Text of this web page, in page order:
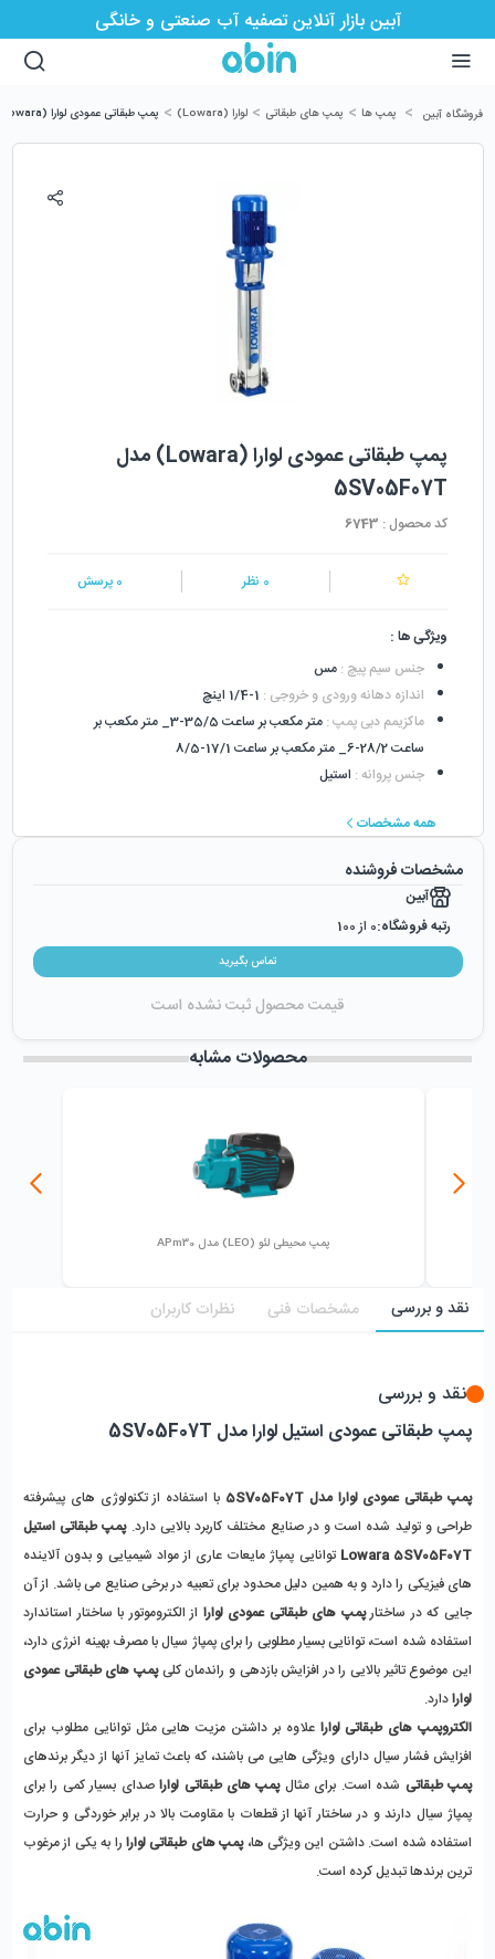
آبین بازار آنلاین تصفیه آب صنعتی و خانگی
فروشگاه آبین > پمپ ها > پمپ های طبقاتی > لوارا (Lowara) > پمپ طبقاتی عمودی لوارا (Lowara) مدل 5SV05F07T
پمپ طبقاتی عمودی لوارا (Lowara) مدل
5SV05F07T
کد محصول : 6743
0 نظر 0 پرسش
ویژگی ها :
جنس سیم پیچ : مس
اندازه دهانه ورودی و خروجی : 1-1/4 اینچ
ماکزیمم دبی پمپ:
متر مکعب بر ساعت 35/5-3_ متر مکعب بر
ساعت 28/2-6_ متر مکعب بر ساعت 17/1-8/5
جنس پروانه: استیل
همه مشخصات
مشخصات فروشنده
آبین
رتبه فروشگاه:0 از 100
زمان ایجاد فروشگاه :دوشنبه ۲۴ اردیبهشت ۱۳۹۷
تماس بگیرید
قیمت محصول ثبت نشده است
محصولات مشابه
پمپ محیطی لئو (LEO) مدل APm30
نقد و بررسی مشخصات فنی نظرات کاربران
نقد و بررسی
پمپ طبقاتی عمودی استیل لوارا مدل 5SV05F07T
پمپ طبقاتی عمودی لوارا مدل 5SV05F07T
طراحی و تولید شده است و در صنایع مختلف کاربرد بالایی دارد.
Lowara 5SV05F07T
جایی که در ساختار پمپ های طبقاتی عمودی لوارا
این موضوع تاثیر بالایی را در افزایش بازدهی و راندمان کلی
لوارا دارد.
الکتروپمپ های طبقاتی لوارا
افزایش فشار سیال دارای ویژگی هایی می باشند، که باعث تمایز آنها از دیگر برندهای
پمپ طبقاتی شده است. برای مثال پمپ های طبقاتی لوارا
استفاده شده است. داشتن این ویژگی ها، پمپ های طبقاتی لوارا
ترین برندها تبدیل کرده است.